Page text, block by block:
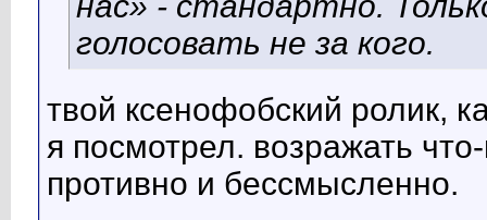
голосовать не за кого.
твой ксенофобский ролик,
я посмотрел. возражать
противно и бессмысленно.